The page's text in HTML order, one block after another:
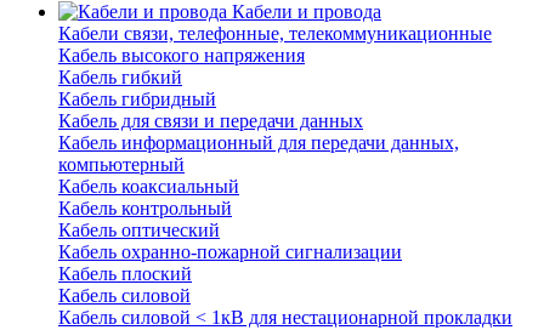
Кабели и провода
Кабели связи, телефонные, телекоммуникационные
Кабель высокого напряжения
Кабель гибкий
Кабель гибридный
Кабель для связи и передачи данных
Кабель информационный для передачи данных,
компьютерный
Кабель коаксиальный
Кабель контрольный
Кабель оптический
Кабель охранно-пожарной сигнализации
Кабель плоский
Кабель силовой
Кабель силовой < 1кВ для нестационарной прокладки